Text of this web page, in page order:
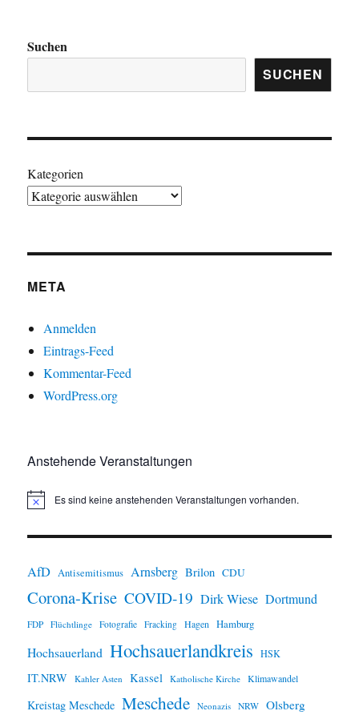
Suchen
SUCHEN
Kategorien
META
Anmelden
Eintrags-Feed
Kommentar-Feed
WordPress.org
Anstehende Veranstaltungen
H
w
s
Es sind keine anstehenden Veranstaltungen vorhanden.
AfD Antisemitismus Arnsberg Brilon CDU
Corona-Krise COVID-19 Dirk Wiese Dortmund
FDP Flüchtlinge Fotografie Fracking Hagen Hamburg
Hochsauerland Hochsauerlandkreis HSK
IT.NRW Kahler Asten Kassel Katholische Kirche Klimawandel
Kreistag Meschede Meschede Neonazis NRW Olsberg